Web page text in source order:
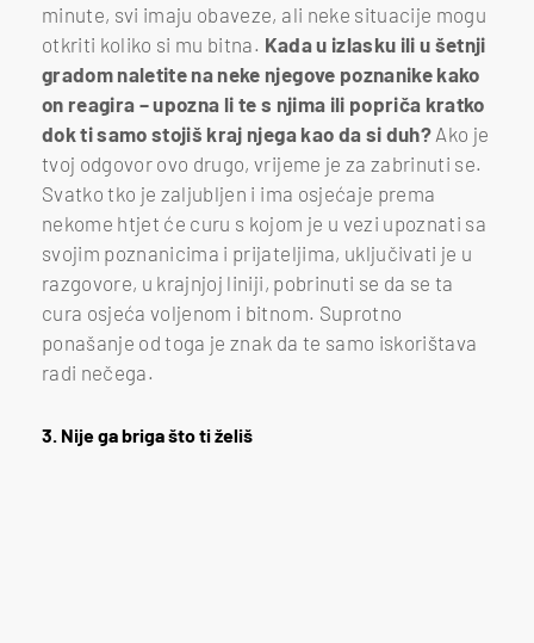
minute, svi imaju obaveze, ali neke situacije mogu
otkriti koliko si mu bitna. Kada u izlasku ili u šetnji
gradom naletite na neke njegove poznanike kako
on reagira – upozna li te s njima ili popriča kratko
dok ti samo stojiš kraj njega kao da si duh?Ako je
tvoj odgovor ovo drugo, vrijeme je za zabrinuti se.
Svatko tko je zaljubljen i ima osjećaje prema
nekome htjet će curu s kojom je u vezi upoznati sa
svojim poznanicima i prijateljima, uključivati je u
razgovore, u krajnjoj liniji, pobrinuti se da se ta
cura osjeća voljenom i bitnom. Suprotno
ponašanje od toga je znak da te samo iskorištava
radi nečega.
3. Nije ga briga što ti želiš